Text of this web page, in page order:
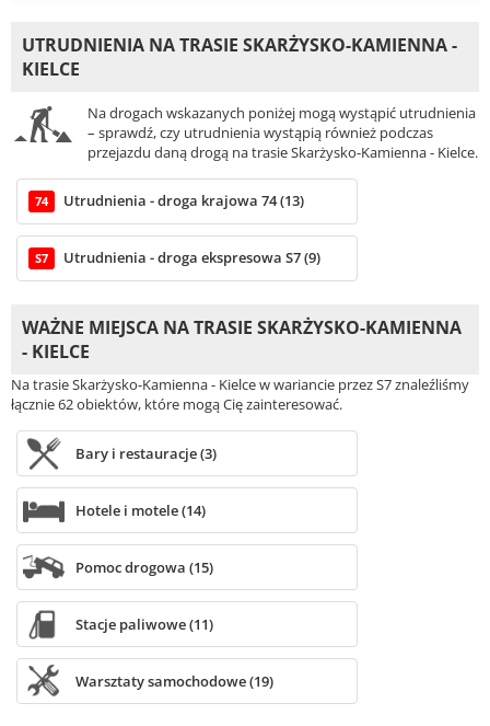
UTRUDNIENIA NA TRASIE SKARŻYSKO-KAMIENNA -
KIELCE
Na drogach wskazanych poniżej mogą wystąpić utrudnienia
– sprawdź, czy utrudnienia wystąpią również podczas
przejazdu daną drogą na trasie Skarżysko-Kamienna - Kielce.
74 Utrudnienia - droga krajowa 74 (13)
S7 Utrudnienia - droga ekspresowa S7 (9)
WAŻNE MIEJSCA NA TRASIE SKARŻYSKO-KAMIENNA
- KIELCE
Na trasie Skarżysko-Kamienna - Kielce w wariancie przez S7 znaleźliśmy
łącznie 62 obiektów, które mogą Cię zainteresować.
Bary i restauracje (3)
Hotele i motele (14)
Pomoc drogowa (15)
Stacje paliwowe (11)
Warsztaty samochodowe (19)